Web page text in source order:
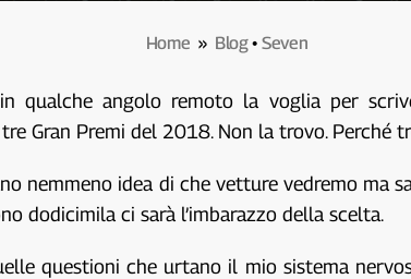
Home » Blog• Seven
qualche angolo remoto la voglia per
Gran Premi del 2018. Non la trovo. Perché
nemmeno idea di che vetture vedremo ma
dodicimila ci sarà l’imbarazzo della scelta.
questioni che urtano il mio sistema